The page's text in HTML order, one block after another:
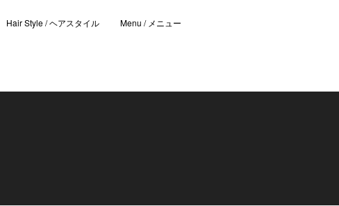
Hair Style / ヘアスタイル Menu / メニュー